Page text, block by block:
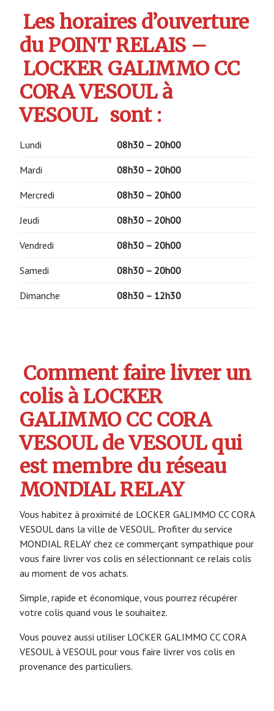
Les horaires d’ouverture
du POINT RELAIS –
LOCKER GALIMMO CC
CORA VESOUL à
VESOUL sont :
Lundi 08h30 – 20h00
Mardi 08h30 – 20h00
Mercredi 08h30 – 20h00
Jeudi 08h30 – 20h00
Vendredi 08h30 – 20h00
Samedi 08h30 – 20h00
Dimanche 08h30 – 12h30
Comment faire livrer un
colis à LOCKER
GALIMMO CC CORA
VESOUL de VESOUL qui
est membre du réseau
MONDIAL RELAY
Vous habitez à proximité de LOCKER GALIMMO CC CORA
VESOUL dans la ville de VESOUL. Profiter du service
MONDIAL RELAY chez ce commerçant sympathique pour
vous faire livrer vos colis en sélectionnant ce relais colis
au moment de vos achats.
Simple, rapide et économique, vous pourrez récupérer
votre colis quand vous le souhaitez.
Vous pouvez aussi utiliser LOCKER GALIMMO CC CORA
VESOUL à VESOUL pour vous faire livrer vos colis en
provenance des particuliers.